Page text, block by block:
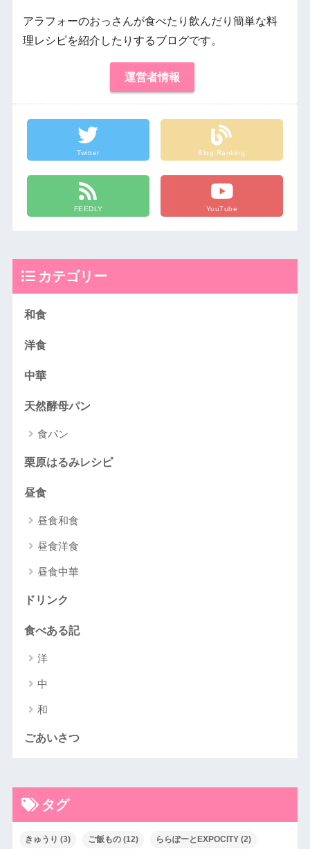
アラフォーのおっさんが食べたり飲んだり簡単な料
理レシピを紹介したりするブログです。
運営者情報
Twitter Blog Ranking
FEEDLY YouTube
カテゴリー
和食
洋食
中華
天然酵母パン
食パン
栗原はるみレシピ
昼食
昼食和食
昼食洋食
昼食中華
ドリンク
食べある記
洋
中
和
ごあいさつ
タグ
きゅうり (3) ご飯もの(12) ららぽーとEXPOCITY(2)